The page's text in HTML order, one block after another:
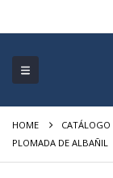
HOME CATÁLOGO
PLOMADA DE ALBAÑIL